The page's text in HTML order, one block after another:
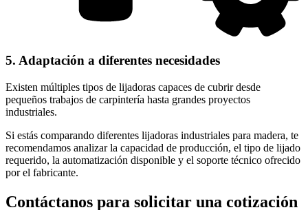
5. Adaptación a diferentes necesidades
Existen múltiples tipos de lijadoras capaces de cubrir desde
pequeños trabajos de carpintería hasta grandes proyectos
industriales.
Si estás comparando diferentes lijadoras industriales para madera, te
recomendamos analizar la capacidad de producción, el tipo de lijado
requerido, la automatización disponible y el soporte técnico ofrecido
por el fabricante.
Contáctanos para solicitar una cotización